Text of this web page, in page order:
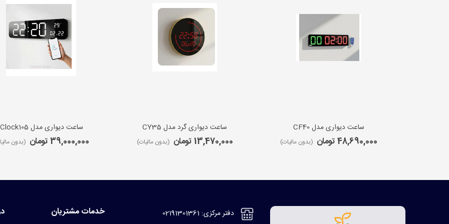
ساعت دیواری مدل CF40
48,690,000 تومان (بدون مالیات)
ساعت دیواری گرد مدل CY35
13,470,000 تومان (بدون مالیات)
ساعت دیواری مدل iClock105
39,000,000 تومان (بدون
دفتر مرکزی: 02191301361 خدمات مشتریان